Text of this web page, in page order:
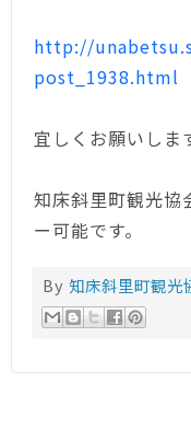
http://
post_1938.html
宜しくお願いしま
知床斜里町観光協
ー可能です。
By 知床斜里町観光